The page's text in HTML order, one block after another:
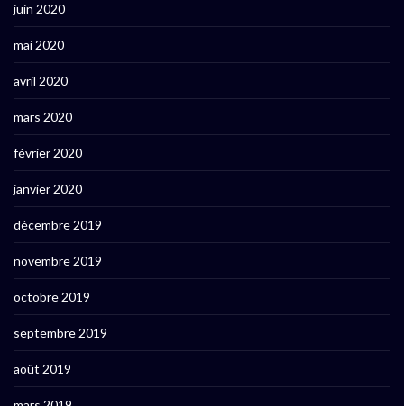
juin 2020
mai 2020
avril 2020
mars 2020
février 2020
janvier 2020
décembre 2019
novembre 2019
octobre 2019
septembre 2019
août 2019